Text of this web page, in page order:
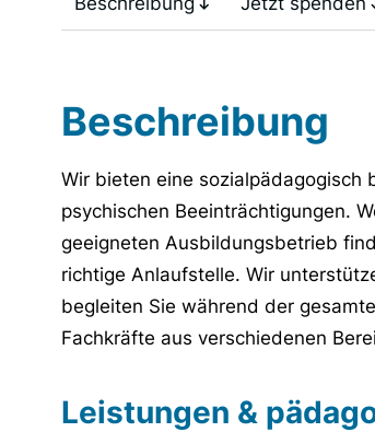
Beschreibung
Wir bieten eine sozialpädagogisch
psychischen Beeinträchtigungen.
geeigneten Ausbildungsbetrieb
richtige Anlaufstelle. Wir
begleiten Sie während der
Fachkräfte aus verschiedenen
Leistungen &